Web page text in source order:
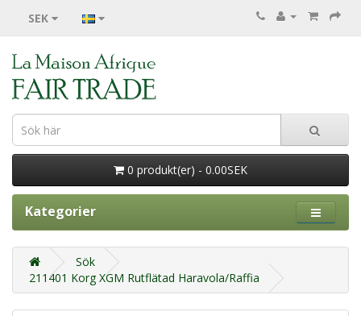
SEK
0 produkt(er) - 0.00SEK
Kategorier
Sök
211401 Korg XGM Rutflätad Haravola/Raffia